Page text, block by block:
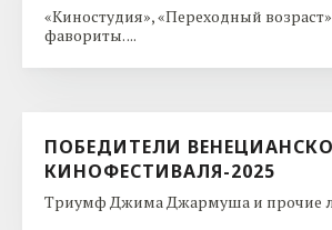
«Киностудия», «Переходный
фавориты. ...
ПОБЕДИТЕЛИ
КИНОФЕСТИВАЛЯ-2025
Триумф Джима Джармуша и прочие